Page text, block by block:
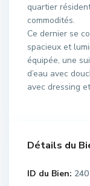
quartier
commodités.
Ce dernier se
spacieux et
équipée, une
d’eau avec
avec dressing
Détails du
ID du Bien: